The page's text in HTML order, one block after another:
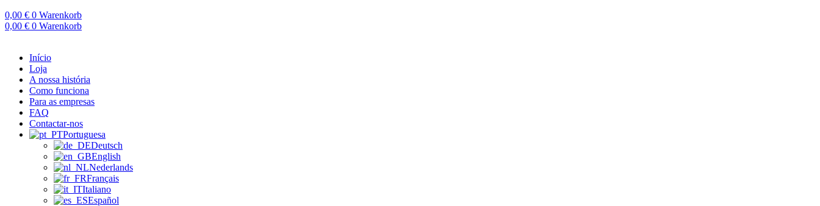
0,00 € 0 Warenkorb
0,00 € 0 Warenkorb
Início
Loja
A nossa história
Como funciona
Para as empresas
FAQ
Contactar-nos
Portuguesa
Deutsch
English
Nederlands
Français
Italiano
Español